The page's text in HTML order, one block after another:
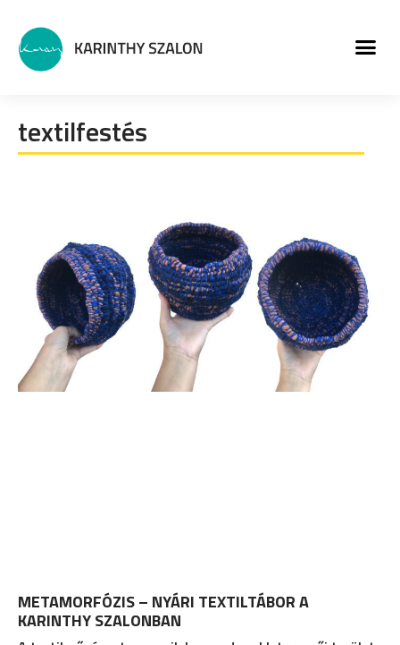
textilfestés
METAMORFÓZIS – NYÁRI TEXTILTÁBOR A
KARINTHY SZALONBAN